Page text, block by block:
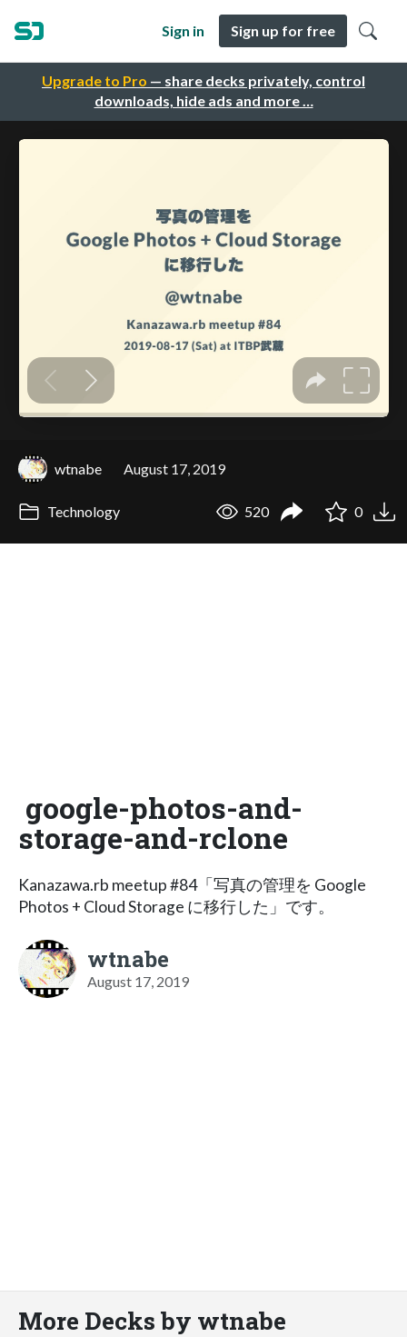
Upgrade to Pro — share decks privately, control
downloads, hide ads and more …
Sign in Sign up for free
wtnabe August 17, 2019
Technology 520 0
google-photos-and-
storage-and-rclone
Kanazawa.rb meetup #84「写真の管理を Google
Photos + Cloud Storage に移行した」です。
wtnabe
August 17, 2019
More Decks by wtnabe